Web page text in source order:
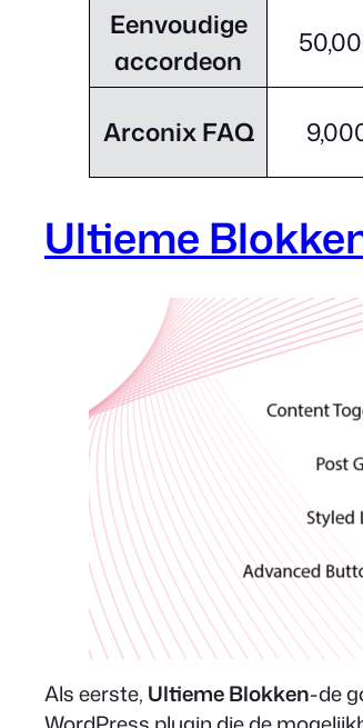
Eenvoudige
accordeon
Arconix FAQ
Ultieme
Als eerste, Ultieme Blokken-de